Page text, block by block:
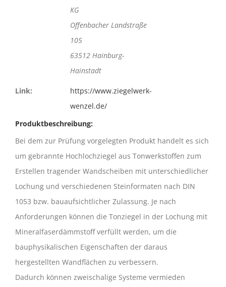
KG
Offenbacher Landstraße
105
63512 Hainburg-
Hainstadt
Link:
https://www.ziegelwerk-
wenzel.de/
Produktbeschreibung:
Bei dem zur Prüfung vorgelegten Produkt handelt es sich
um gebrannte Hochlochziegel aus Tonwerkstoffen zum
Erstellen tragender Wandscheiben mit unterschiedlicher
Lochung und verschiedenen Steinformaten nach DIN
1053 bzw. bauaufsichtlicher Zulassung. Je nach
Anforderungen können die Tonziegel in der Lochung mit
Mineralfaserdämmstoff verfüllt werden, um die
bauphysikalischen Eigenschaften der daraus
hergestellten Wandflächen zu verbessern.
Dadurch können zweischalige Systeme vermieden